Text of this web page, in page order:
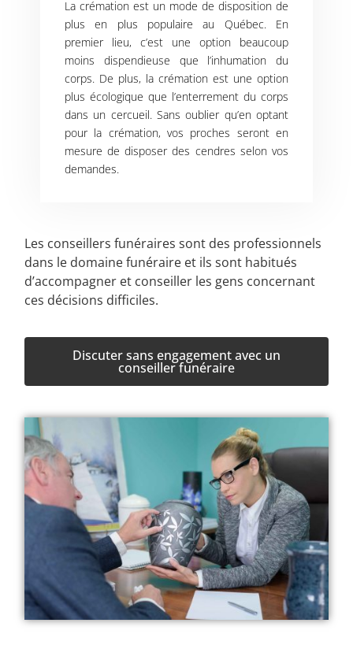
La crémation est un mode de disposition de
plus en plus populaire au Québec. En
premier lieu, c’est une option beaucoup
moins dispendieuse que l’inhumation du
corps. De plus, la crémation est une option
plus écologique que l’enterrement du corps
dans un cercueil. Sans oublier qu’en optant
pour la crémation, vos proches seront en
mesure de disposer des cendres selon vos
demandes.
Les conseillers funéraires sont des professionnels
dans le domaine funéraire et ils sont habitués
d’accompagner et conseiller les gens concernant
ces décisions difficiles.
Discuter sans engagement avec un
conseiller funéraire